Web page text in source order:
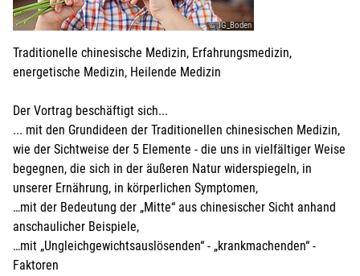
© IG_Boden
Traditionelle chinesische Medizin, Erfahrungsmedizin,
energetische Medizin, Heilende Medizin
Der Vortrag beschäftigt sich...
... mit den Grundideen der Traditionellen chinesischen Medizin,
wie der Sichtweise der 5 Elemente - die uns in vielfältiger Weise
begegnen, die sich in der äußeren Natur widerspiegeln, in
unserer Ernährung, in körperlichen Symptomen,
…mit der Bedeutung der „Mitte“ aus chinesischer Sicht anhand
anschaulicher Beispiele,
…mit „Ungleichgewichtsauslösenden“ - „krankmachenden“ -
Faktoren